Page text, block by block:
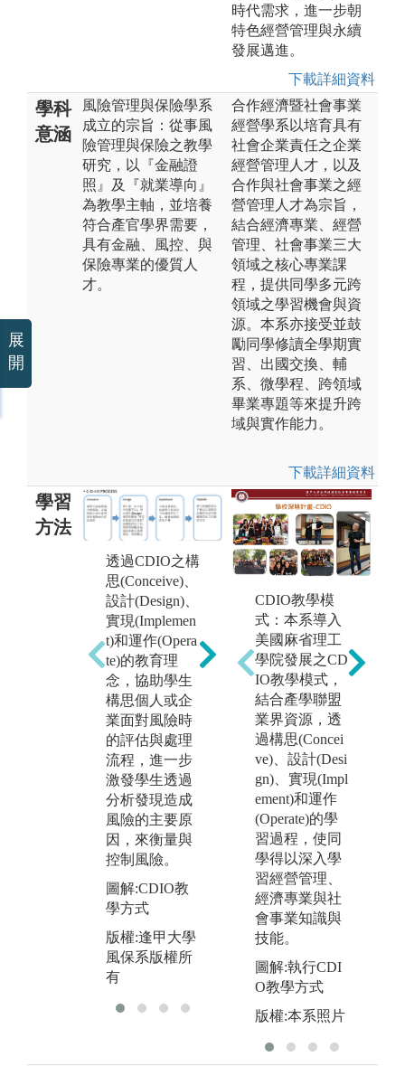
時代需求，進一步朝
特色經營管理與永續
發展邁進。
下載詳細資料
學科
意涵
風險管理與保險學系
成立的宗旨：從事風
險管理與保險之教學
研究，以『金融證
照』及『就業導向』
為教學主軸，並培養
符合產官學界需要，
具有金融、風控、與
保險專業的優質人
才。
合作經濟暨社會事業
經營學系以培育具有
社會企業責任之企業
經營管理人才，以及
合作與社會事業之經
營管理人才為宗旨，
結合經濟專業、經營
管理、社會事業三大
領域之核心專業課
程，提供同學多元跨
領域之學習機會與資
源。本系亦接受並鼓
勵同學修讀全學期實
習、出國交換、輔
系、微學程、跨領域
畢業專題等來提升跨
域與實作能力。
下載詳細資料
學習
方法
透過CDIO之構
思(Conceive)、
設計(Design)、
實現(Implemen
t)和運作(Opera
te)的教育理
念，協助學生
構思個人或企
業面對風險時
的評估與處理
流程，進一步
激發學生透過
分析發現造成
風險的主要原
因，來衡量與
控制風險。
圖解:CDIO教
學方式
版權:逢甲大學
風保系版權所
有
除專任教師授
課外，課程更
與產業界緊密
結合並與實務
接軌，透過業
界師資教學，
引進實務界知
識與經驗。
圖解:邀請業界
高階主管蒞系
演講
版權:逢甲大學
風保系版權所
有
CDIO教學模
式：本系導入
美國麻省理工
學院發展之CD
IO教學模式，
結合產學聯盟
業界資源，透
過構思(Concei
ve)、設計(Desi
gn)、實現(Impl
ement)和運作
(Operate)的學
習過程，使同
學得以深入學
習經營管理、
經濟專業與社
會事業知識與
技能。
圖解:執行CDI
O教學方式
版權:本系照片
展
開